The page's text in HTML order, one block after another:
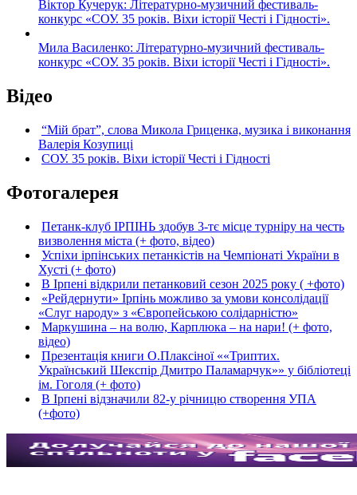
Віктор Кучерук: Літературно-музичний фестиваль-
конкурс «СОУ. 35 років. Віхи історії Честі і Гідності».
Мила Василенко: Літературно-музичний фестиваль-
конкурс «СОУ. 35 років. Віхи історії Честі і Гідності».
Відео
“Мій брат”, слова Микола Гриценка, музика і виконання
Валерія Козупиці
СОУ. 35 років. Віхи історії Честі і Гідності
Фотогалерея
Петанк-клуб ІРПІНЬ здобув 3-тє місце турніру на честь
визволення міста (+ фото, відео)
Успіхи ірпінських петанкістів на Чемпіонаті України в
Хусті (+ фото)
В Ірпені відкрили петанковий сезон 2025 року ( +фото)
«Рейдернути» Ірпінь можливо за умови консолідації
«Слуг народу» з «Європейською солідарністю»
Маркушина – на волю, Карплюка – на нари! (+ фото,
відео)
Презентація книги О.Плаксіної ««Триптих.
Український Шекспір Дмитро Паламарчук»» у бібліотеці
ім. Гоголя (+ фото)
В Ірпені відзначили 82-у річницю створення УПА
(+фото)